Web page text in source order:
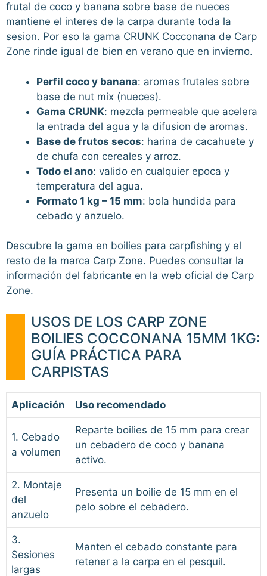
frutal de coco y banana sobre base de nueces
mantiene el interes de la carpa durante toda la
sesion. Por eso la gama CRUNK Cocconana de Carp
Zone rinde igual de bien en verano que en invierno.
Perfil coco y banana: aromas frutales sobre
base de nut mix (nueces).
Gama CRUNK: mezcla permeable que acelera
la entrada del agua y la difusion de aromas.
Base de frutos secos: harina de cacahuete y
de chufa con cereales y arroz.
Todo el ano: valido en cualquier epoca y
temperatura del agua.
Formato 1 kg – 15 mm: bola hundida para
cebado y anzuelo.
Descubre la gama en boilies para carpfishing y el
resto de la marca Carp Zone. Puedes consultar la
información del fabricante en la web oficial de Carp
Zone.
USOS DE LOS CARP ZONE
BOILIES COCCONANA 15MM 1KG:
GUÍA PRÁCTICA PARA
CARPISTAS
Aplicación Uso recomendado
1. Cebado
a volumen
Reparte boilies de 15 mm para crear
un cebadero de coco y banana
activo.
2. Montaje
del
anzuelo
Presenta un boilie de 15 mm en el
pelo sobre el cebadero.
3.
Sesiones
largas
Manten el cebado constante para
retener a la carpa en el pesquil.